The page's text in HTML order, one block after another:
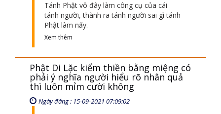
Tánh Phật vô đây làm công cụ của cái
tánh người, thành ra tánh người sai gì tánh
Phật làm nấy.
Xem thêm
Phật Di Lặc kiểm thiền bằng miệng có
phải ý nghĩa người hiểu rõ nhân quả
thì luôn mỉm cười không
Ngày đăng : 15-09-2021 07:09:02